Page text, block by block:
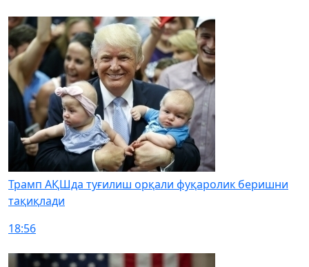
Трамп АҚШда туғилиш орқали фуқаролик беришни
тақиқлади
18:56